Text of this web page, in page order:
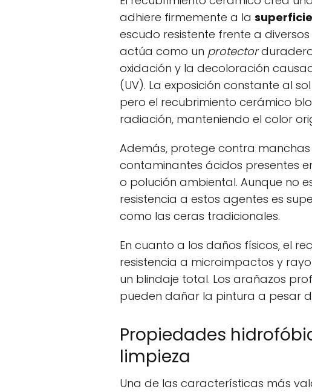
adhiere firmemente a la superficie
escudo resistente frente a
actúa como un protector
oxidación y la decoloración
(UV). La exposición constante al
pero el recubrimiento cerámico
radiación, manteniendo el color
Además, protege contra
contaminantes ácidos presentes
o polución ambiental. Aunque no
resistencia a estos agentes es
como las ceras tradicionales.
En cuanto a los daños físicos, el
resistencia a microimpactos y
un blindaje total. Los arañazos
pueden dañar la pintura a pesar
Propiedades
limpieza
Una de las características más